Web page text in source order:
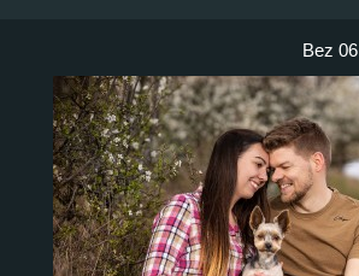
Bez 06